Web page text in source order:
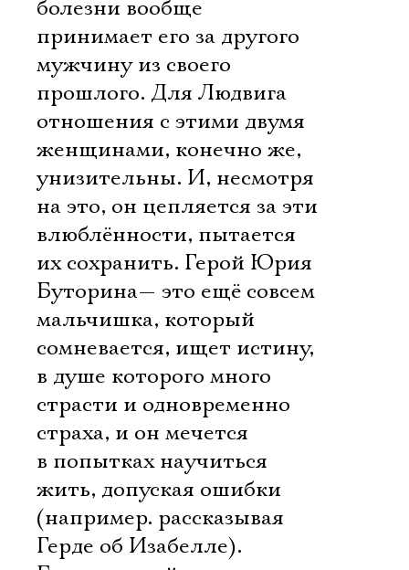
болезни вообще
принимает его за другого
мужчину из своего
прошлого. Для Людвига
отношения с этими двумя
женщинами, конечно же,
унизительны. И, несмотря
на это, он цепляется за эти
влюблённости, пытается
их сохранить. Герой Юрия
Буторина— это ещё совсем
мальчишка, который
сомневается, ищет истину,
в душе которого много
страсти и одновременно
страха, и он мечется
в попытках научиться
жить, допуская ошибки
(например. рассказывая
Герде об Изабелле).